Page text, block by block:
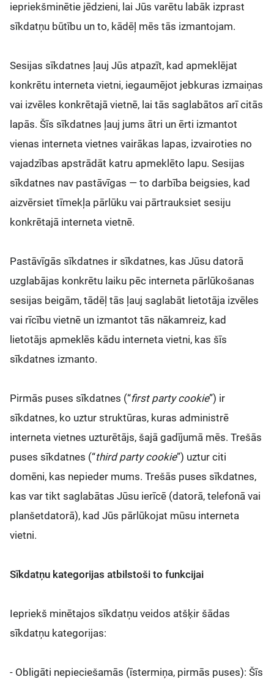
iepriekšminētie jēdzieni, lai Jūs varētu labāk izprast
sīkdatņu būtību un to, kādēļ mēs tās izmantojam.
Sesijas sīkdatnes ļauj Jūs atpazīt, kad apmeklējat
konkrētu interneta vietni, iegaumējot jebkuras izmaiņas
vai izvēles konkrētajā vietnē, lai tās saglabātos arī citās
lapās. Šīs sīkdatnes ļauj jums ātri un ērti izmantot
vienas interneta vietnes vairākas lapas, izvairoties no
vajadzības apstrādāt katru apmeklēto lapu. Sesijas
sīkdatnes nav pastāvīgas — to darbība beigsies, kad
aizvērsiet tīmekļa pārlūku vai pārtrauksiet sesiju
konkrētajā interneta vietnē.
Pastāvīgās sīkdatnes ir sīkdatnes, kas Jūsu datorā
uzglabājas konkrētu laiku pēc interneta pārlūkošanas
sesijas beigām, tādēļ tās ļauj saglabāt lietotāja izvēles
vai rīcību vietnē un izmantot tās nākamreiz, kad
lietotājs apmeklēs kādu interneta vietni, kas šīs
sīkdatnes izmanto.
Pirmās puses sīkdatnes (“first party cookie”) ir
sīkdatnes, ko uztur struktūras, kuras administrē
interneta vietnes uzturētājs, šajā gadījumā mēs. Trešās
puses sīkdatnes (“third party cookie”) uztur citi
domēni, kas nepieder mums. Trešās puses sīkdatnes,
kas var tikt saglabātas Jūsu ierīcē (datorā, telefonā vai
planšetdatorā), kad Jūs pārlūkojat mūsu interneta
vietni.
Sīkdatņu kategorijas atbilstoši to funkcijai
Iepriekš minētajos sīkdatņu veidos atšķir šādas
sīkdatņu kategorijas:
- Obligāti nepieciešamās (īstermiņa, pirmās puses): Šīs